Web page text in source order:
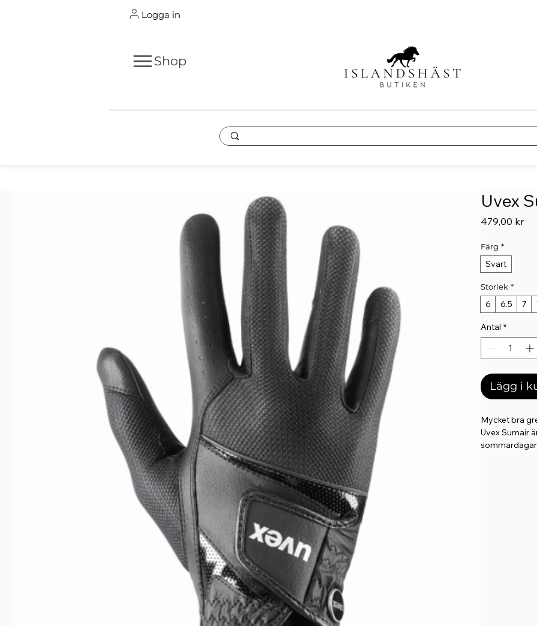
Logga in
Shop
Uvex
479,00 krPris
Färg *
Svart
Storlek *
6 6.5 7
Antal *
Lägg i
Mycket bra
Uvex Sumair